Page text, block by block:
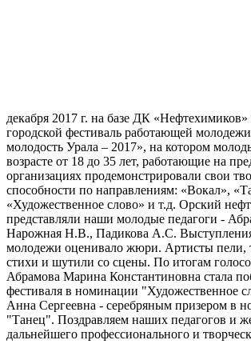
декабря 2017 г. на базе ДК «Нефтехимиков»
городской фестиваль работающей
молодость Урала – 2017», на котором
возрасте от 18 до 35 лет, работающие на
организациях продемонстрировали свои
способности по направлениям: «Вокал»,
«Художественное слово» и т.д. Орский
представляли наши молодые педагоги -
Нарожная Н.В., Падикова А.С.
молодежи оценивало жюри. Артисты пели,
стихи и шутили со сцены. По итогам
Абрамова Марина Константиновна стала
фестиваля в номинации "Художественное
Анна Сергеевна - серебряным призером в
"Танец". Поздравляем наших педагогов и
дальнейшего профессионального и